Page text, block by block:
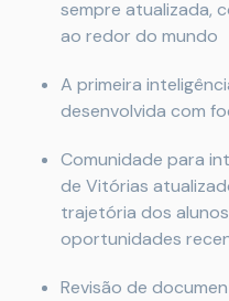
sempre atualizada,
ao redor do mundo
A primeira
desenvolvida com
Comunidade para
de Vitórias
trajetória dos
oportunidades
Revisão de